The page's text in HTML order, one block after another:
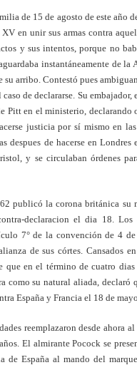
de 15 de agosto de este año
en unir sus armas contra
y sus intentos, porque no
instantáneamente de
su arribo. Contestó pues
de declararse. Su
Pitt en el ministerio,
justicia por sí mismo en
despues de hacerse en
y se circulaban órdenes
publicó la corona británica su
declaracion el dia 18.
7° de la convención de 4
de sus córtes. Cansados
en el término de cuatro dias
como su natural aliada, declaró
España y Francia el 18 de
reemplazaron desde ahora
El almirante Pocock se
de España al mando del